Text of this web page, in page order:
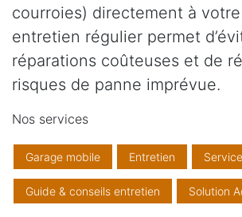
courroies) directement à
entretien régulier permet
réparations coûteuses et de
risques de panne imprévue.
Nos services
Garage mobile Entretien
Guide & conseils entretien Solution